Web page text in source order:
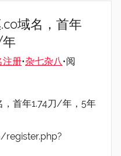
域名，首年
注册•杂七杂八 •阅
首年1.74刀/年，5年